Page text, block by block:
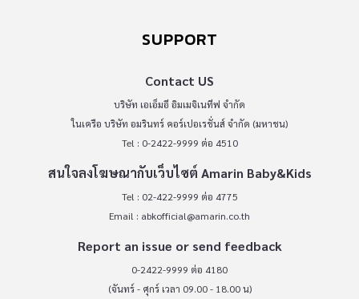
SUPPORT
Contact US
บริษัท เอเอ็มอี อิมเมจิเนทีฟ จำกัด
ในเครือ บริษัท อมรินทร์ คอร์เปอเรชั่นส์ จำกัด (มหาชน)
Tel : 0-2422-9999 ต่อ 4510
สนใจลงโฆษณากับเว็บไซต์ Amarin Baby&Kids
Tel : 02-422-9999 ต่อ 4775
Email : abkofficial@amarin.co.th
Report an issue or send feedback
0-2422-9999 ต่อ 4180
(จันทร์ - ศุกร์ เวลา 09.00 - 18.00 น)